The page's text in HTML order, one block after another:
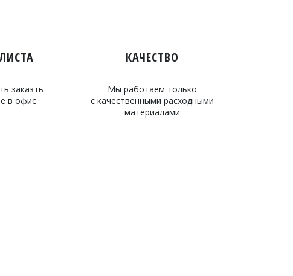
заказть
в офис
КАЧЕСТВО
Мы работаем только
с качественными расходными
материалами